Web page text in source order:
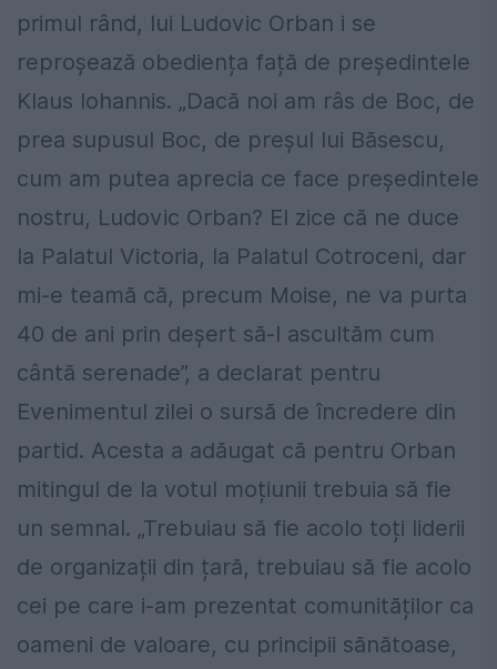
primul rând, lui Ludovic Orban i se
reproșează obediența față de președintele
Klaus Iohannis. „Dacă noi am râs de Boc, de
prea supusul Boc, de preșul lui Băsescu,
cum am putea aprecia ce face președintele
nostru, Ludovic Orban? El zice că ne duce
la Palatul Victoria, la Palatul Cotroceni, dar
mi-e teamă că, precum Moise, ne va purta
40 de ani prin deșert să-l ascultăm cum
cântă serenade”, a declarat pentru
Evenimentul zilei o sursă de încredere din
partid. Acesta a adăugat că pentru Orban
mitingul de la votul moțiunii trebuia să fie
un semnal. „Trebuiau să fie acolo toți liderii
de organizații din țară, trebuiau să fie acolo
cei pe care i-am prezentat comunităților ca
oameni de valoare, cu principii sănătoase,